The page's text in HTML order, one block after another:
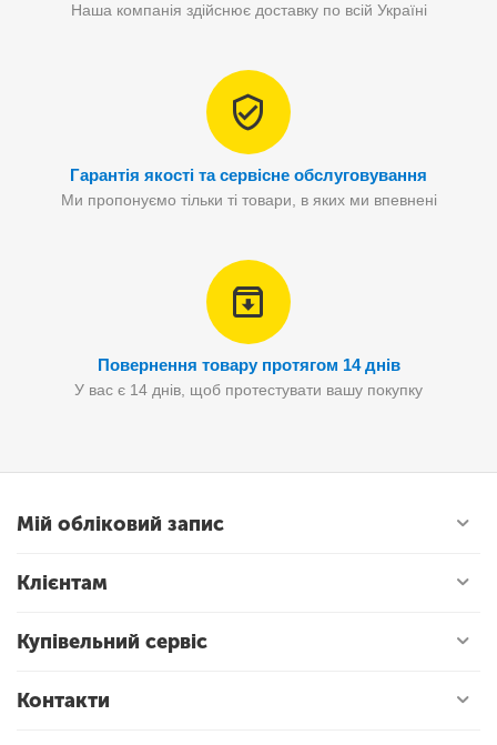
Наша компанія здійснює доставку по всій Україні
Гарантія якості та сервісне обслуговування
Ми пропонуємо тільки ті товари, в яких ми впевнені
Повернення товару протягом 14 днів
У вас є 14 днів, щоб протестувати вашу покупку
Мій обліковий запис
Клієнтам
Купівельний сервіс
Контакти